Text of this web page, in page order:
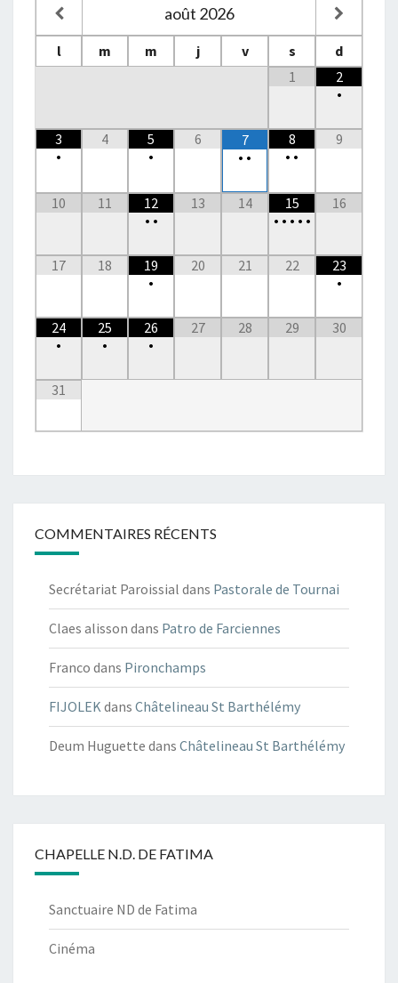
août 2026
l m m j v s
d
1
2
•
3
•
4
5
•
6
7
• •
8
• •
9
10 11
12
• •
13 14
15
• • • • •
16
17 18
19
•
20 21 22
23
•
24
•
25
•
26
•
27 28 29 30
31
COMMENTAIRES RÉCENTS
Secrétariat Paroissial dans Pastorale de Tournai
Claes alisson dans Patro de Farciennes
Franco dans Pironchamps
FIJOLEKdans Châtelineau St Barthélémy
Deum Huguette dans Châtelineau St Barthélémy
CHAPELLE N.D. DE FATIMA
Sanctuaire ND de Fatima
Cinéma